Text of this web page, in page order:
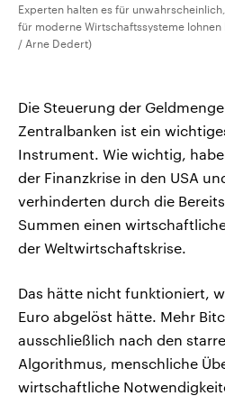
Experten halten es für
für moderne Wirtschaftssysteme
/ Arne Dedert)
Die Steuerung der
Zentralbanken ist ein
Instrument. Wie wichtig,
der Finanzkrise in den USA
verhinderten durch die
Summen einen
der Weltwirtschaftskrise.
Das hätte nicht funktioniert,
Euro abgelöst hätte. Mehr
ausschließlich nach den
Algorithmus, menschliche
wirtschaftliche